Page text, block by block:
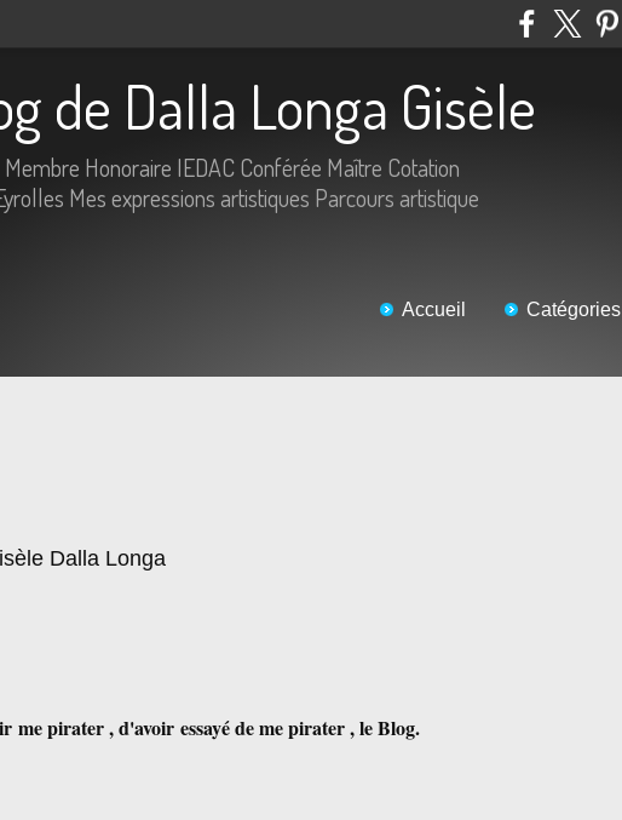
de Dalla Longa Gisèle
Honoraire IEDAC Conférée Maître Cotation
Mes expressions artistiques Parcours artistique
Accueil Catégories
Dalla Longa
me pirater , d'avoir essayé de me pirater , le Blog.